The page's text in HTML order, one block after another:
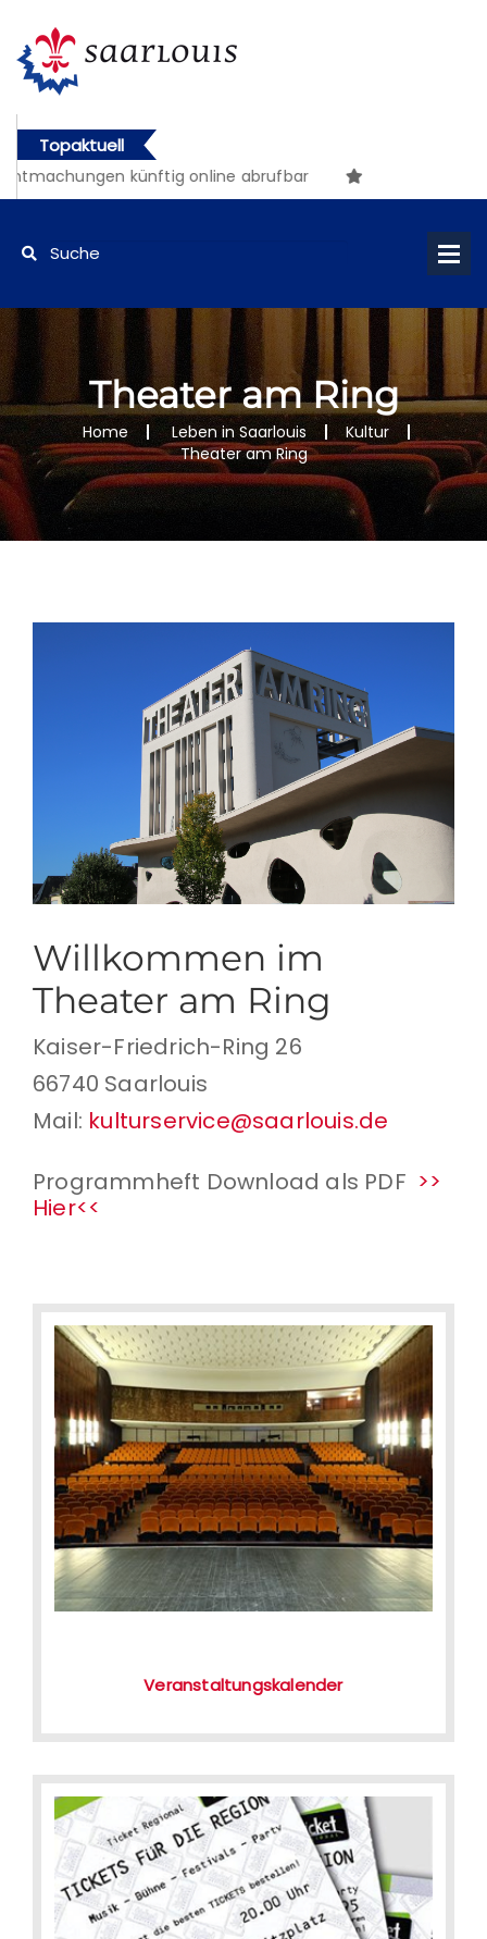
Topaktuell
künftig online abrufbar
Theater am Ring
Home Leben in Saarlouis
Kultur
Theater am Ring
Willkommen im
Theater am Ring
Kaiser-Friedrich-Ring 26
66740 Saarlouis
Mail: kulturservice@saarlouis.de
Programmheft Download als PDF >>
Hier<<
Veranstaltungskalender